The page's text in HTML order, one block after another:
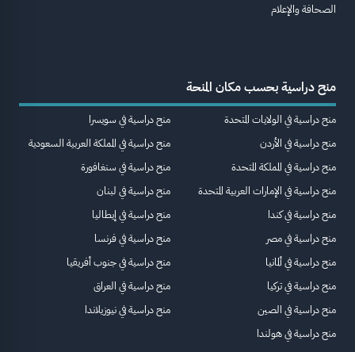
الصحافة والإعلام
منح دراسية بحسب مكان المنحة
منح دراسية في الولايات المتحدة
منح دراسية في الأردن
منح دراسية في المملكة المتحدة
منح دراسية في الإمارات العربية المتحدة
منح دراسية في كندا
منح دراسية في مصر
منح دراسية في ألمانيا
منح دراسية في تركيا
منح دراسية في الصين
منح دراسية في هولندا
منح دراسية في سويسرا
منح دراسية في المملكة العربية السعودية
منح دراسية في سنغافورة
منح دراسية في لبنان
منح دراسية في إيطاليا
منح دراسية في فرنسا
منح دراسية في جنوب أفريقيا
منح دراسية في العراق
منح دراسية في نيوزيلاندا